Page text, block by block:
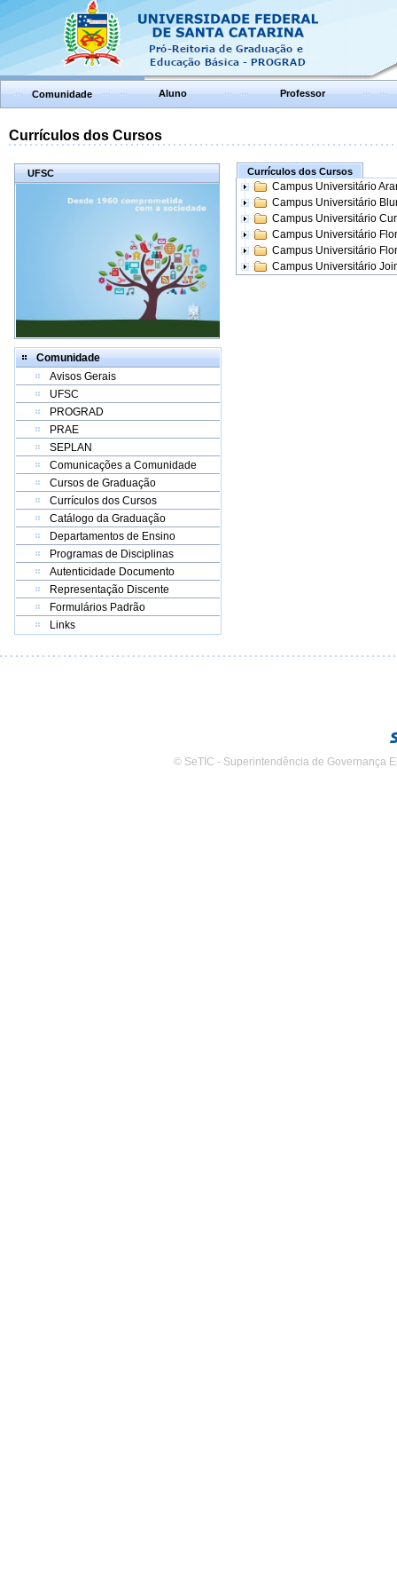
Comunidade Aluno Professor
Currículos dos Cursos
UFSC
Comunidade
Avisos Gerais
UFSC
PROGRAD
PRAE
SEPLAN
Comunicações a Comunidade
Cursos de Graduação
Currículos dos Cursos
Catálogo da Graduação
Departamentos de Ensino
Programas de Disciplinas
Autenticidade Documento
Representação Discente
Formulários Padrão
Links
Currículos dos Cursos
Campus Universitário
Campus Universitário
Campus Universitário
Campus Universitário
Campus Universitário
Campus Universitário
© SeTIC - Superintendência de Governança